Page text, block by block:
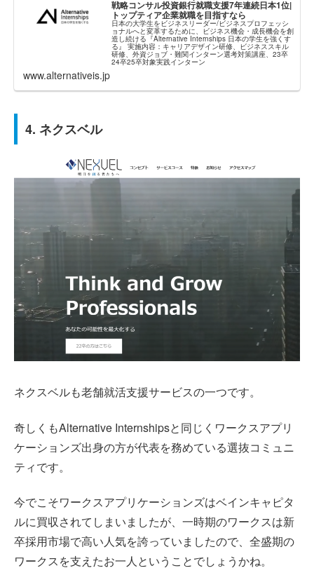
戦略コンサル投資銀行就職支援7年連続日本1位|
トップティア企業就職を目指すなら
日本の大学生をビジネスリーダー/ビジネスプロフェッシ
ョナルへと変革するために、ビジネス機会・成長機会を創
造し続ける『Alternative Internships 日本の学生を強くす
る』 実施内容：キャリアデザイン研修、ビジネススキル
研修、外資ジョブ・難関インターン選考対策講座、23卒
24卒25卒対象実践インターン
www.alternativeis.jp
4. ネクスベル
ネクスベルも老舗就活支援サービスの一つです。
奇しくもAlternative Internshipsと同じくワークスアプリ
ケーションズ出身の方が代表を務めている選抜コミュニ
ティです。
今でこそワークスアプリケーションズはベインキャピタ
ルに買収されてしまいましたが、一時期のワークスは新
卒採用市場で高い人気を誇っていましたので、全盛期の
ワークスを支えたお一人ということでしょうかね。